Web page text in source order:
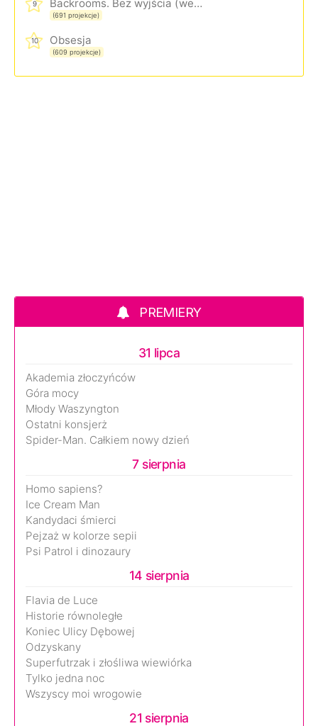
9 Backrooms. Bez wyjścia (wersja rozszerzona)
(691 projekcje)
10 Obsesja
(609 projekcje)
PREMIERY
31 lipca
Akademia złoczyńców
Góra mocy
Młody Waszyngton
Ostatni konsjerż
Spider-Man. Całkiem nowy dzień
7 sierpnia
Homo sapiens?
Ice Cream Man
Kandydaci śmierci
Pejzaż w kolorze sepii
Psi Patrol i dinozaury
14 sierpnia
Flavia de Luce
Historie równoległe
Koniec Ulicy Dębowej
Odzyskany
Superfutrzak i złośliwa wiewiórka
Tylko jedna noc
Wszyscy moi wrogowie
21 sierpnia